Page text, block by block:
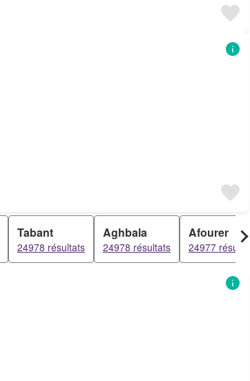
Tabant
24978 résultats
Aghbala
24978 résultats
Afourer
24977 résultats